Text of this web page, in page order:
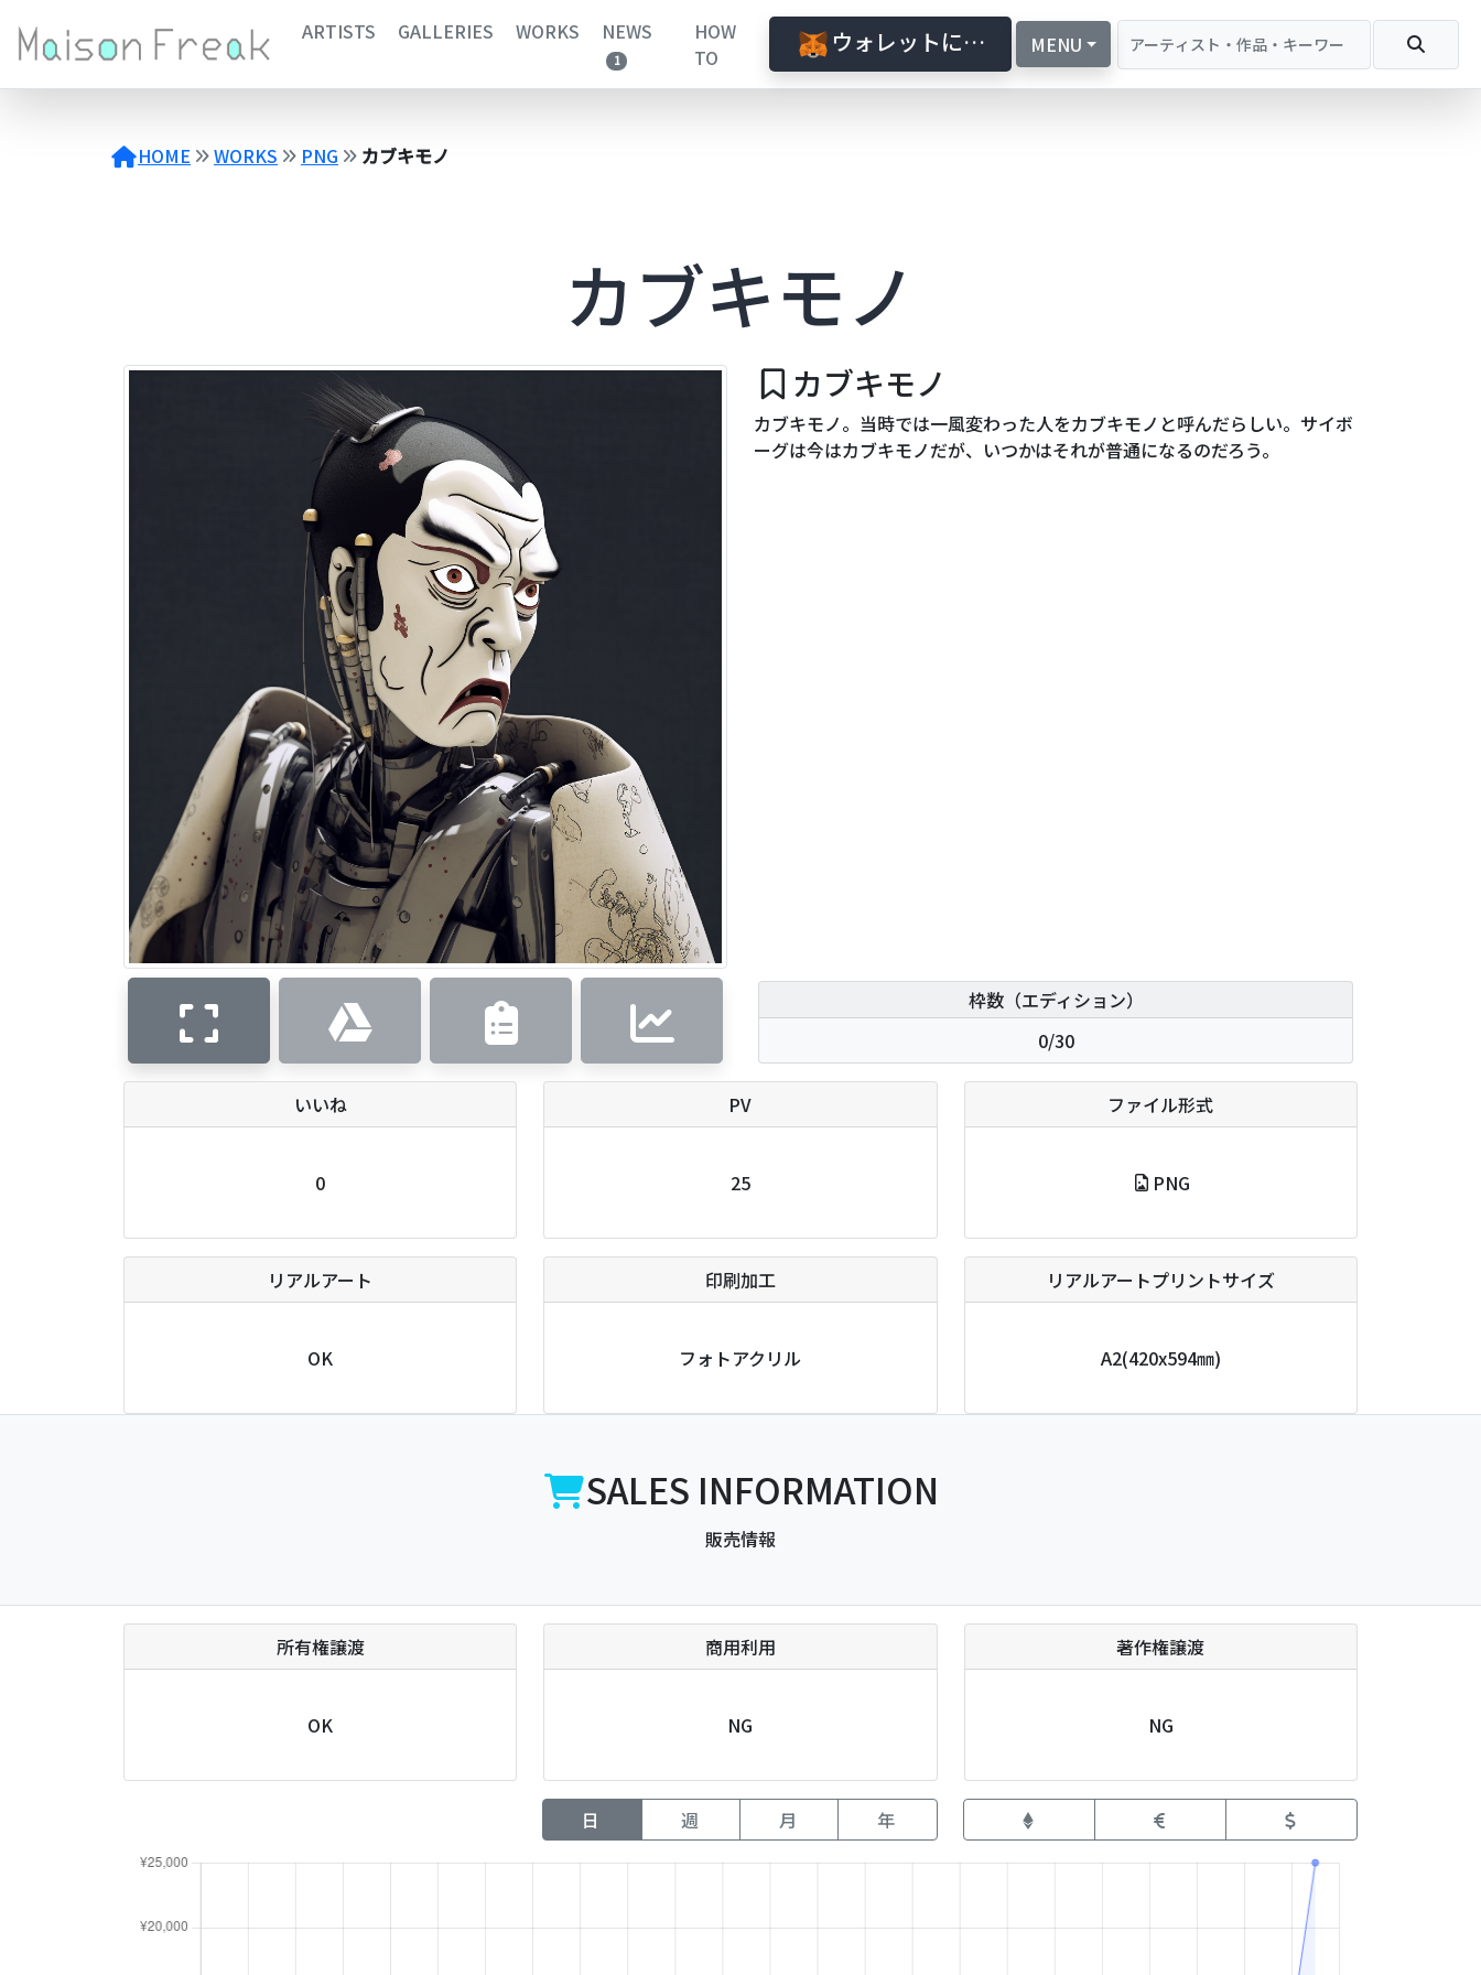
ン
ARTISTS GALLERIES WORKS NEWS
1
HOW
TO
ウォレットに接続 MENU
HOME WORKS PNG カブキモノ
カブキモノ
カブキモノ
カブキモノ。当時では一風変わった人をカブキモノと呼んだらしい。サイボ
ーグは今はカブキモノだが、いつかはそれが普通になるのだろう。
枠数（エディション）
0/30
いいね
0
PV
25
ファイル形式
PNG
リアルアート
OK
印刷加工
フォトアクリル
リアルアートプリントサイズ
A2(420x594㎜)
SALES INFORMATION
販売情報
所有権譲渡
OK
商用利用
NG
著作権譲渡
NG
日 週 月 年